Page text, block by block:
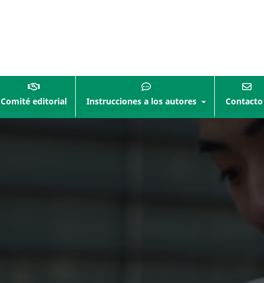
Comité editorial Instrucciones a los autores Contacto